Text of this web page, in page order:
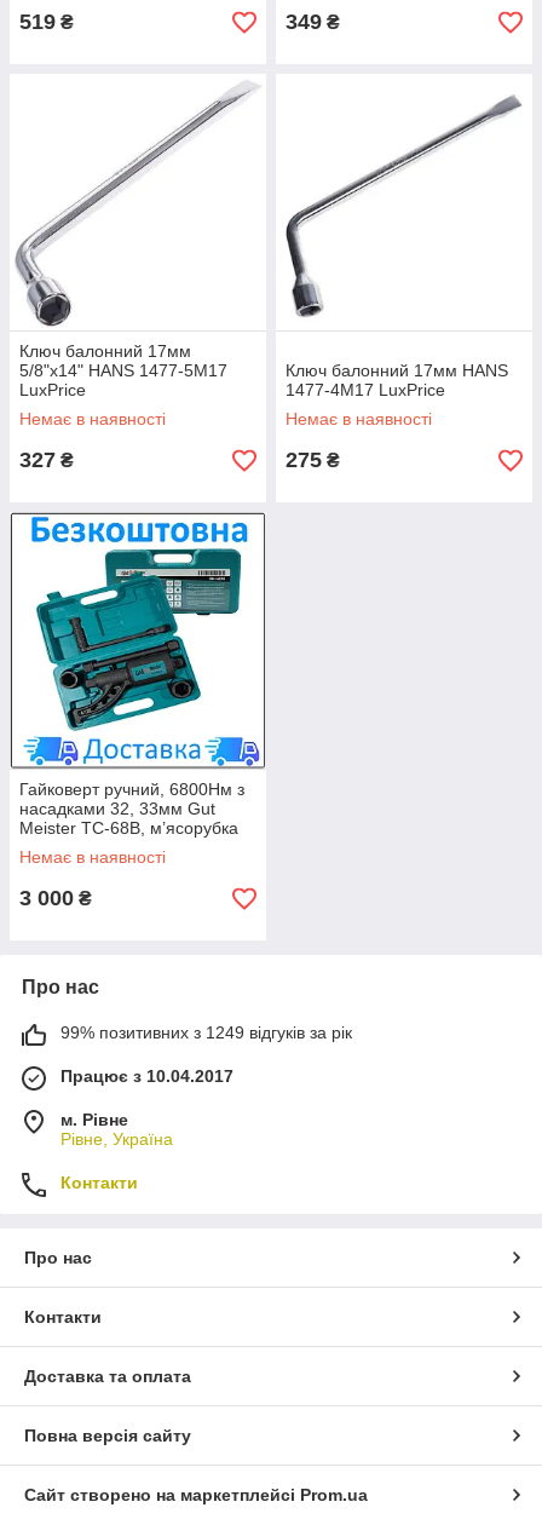
519 ₴ 349 ₴
Ключ балонний 17мм
5/8"х14" HANS 1477-5M17
LuxPrice
Немає в наявності
327 ₴
Ключ балонний 17мм HANS
1477-4M17 LuxPrice
Немає в наявності
275 ₴
Гайковерт ручний, 6800Нм з
насадками 32, 33мм Gut
Meister TC-68B, м’ясорубка
LuxPrice
Немає в наявності
3 000 ₴
Про нас
99% позитивних з 1249 відгуків за рік
Працює з 10.04.2017
м. Рівне
Рівне, Україна
Контакти
Про нас
Контакти
Доставка та оплата
Повна версія сайту
Сайт створено на маркетплейсі Prom.ua